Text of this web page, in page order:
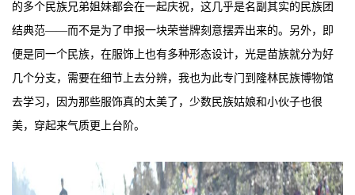
的多个民族兄弟姐妹都会在一起庆祝，这几乎是名副其实的民族团
结典范——而不是为了申报一块荣誉牌刻意摆弄出来的。另外，即
便是同一个民族，在服饰上也有多种形态设计，光是苗族就分为好
几个分支，需要在细节上去分辨，我也为此专门到隆林民族博物馆
去学习，因为那些服饰真的太美了，少数民族姑娘和小伙子也很
美，穿起来气质更上台阶。